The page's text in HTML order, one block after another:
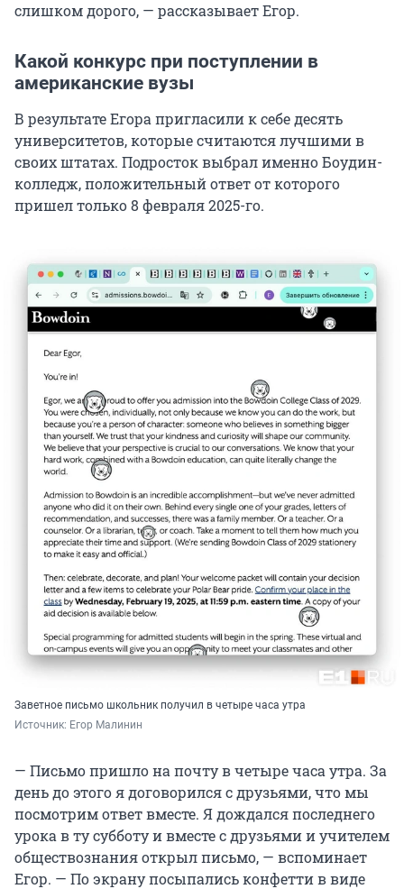
слишком дорого, — рассказывает Егор.
Какой конкурс при поступлении в
американские вузы
В результате Егора пригласили к себе десять
университетов, которые считаются лучшими в
своих штатах. Подросток выбрал именно Боудин-
колледж, положительный ответ от которого
пришел только 8 февраля 2025-го.
Заветное письмо школьник получил в четыре часа утра
Источник: Егор Малинин
— Письмо пришло на почту в четыре часа утра. За
день до этого я договорился с друзьями, что мы
посмотрим ответ вместе. Я дождался последнего
урока в ту субботу и вместе с друзьями и учителем
обществознания открыл письмо, — вспоминает
Егор. — По экрану посыпались конфетти в виде